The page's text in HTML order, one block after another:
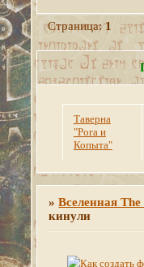
Страница:1
Таверна
"Рога и
Копыта"
»Вселенная
кинули